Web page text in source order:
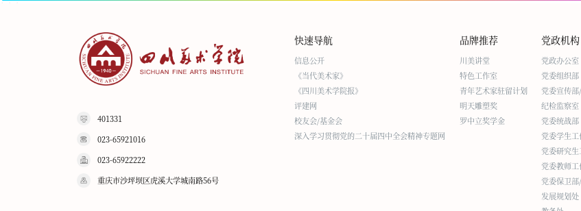
401331
023-65921016
023-65922222
重庆市沙坪坝区虎溪大学城南路56号
快速导航
信息公开
《当代美术家》
《四川美术学院报》
评建网
校友会/基金会
深入学习贯彻党的二十届四中全会精神专题网
品牌推荐
川美讲堂
特色工作室
青年艺术家驻留计划
明天雕塑奖
罗中立奖学金
党政机构
党政办公室
党委组织部
党委宣传
纪检监察室
党委统战部
党委学生
党委研究生
党委教师
党委保卫
发展规划处